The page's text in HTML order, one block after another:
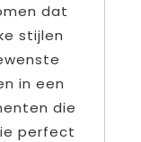
dat
stijlen
in een
die
perfect